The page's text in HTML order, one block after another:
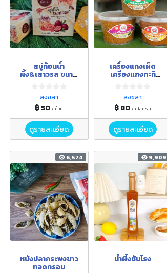
สบู่ก้อนน้ำ
ผึ้ง&เสาวรส ขนาด
สงขลา
฿ 50/ ก้อน
ดูรายละเอียด
เครื่องแกงเผ็ด
เครื่องแกงกะทิ
สงขลา
฿ 80/ กิโลกรัม
ดูรายละเอียด
6,574
หนังปลากระพงขาว
ทอดกรอบ
9,909
น้ำผึ้งชันโรง